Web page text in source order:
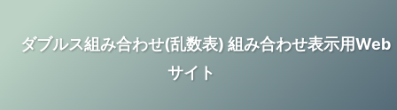
ダブルス組み合わせ(乱数表) 組み合わせ表示用Web
サイト